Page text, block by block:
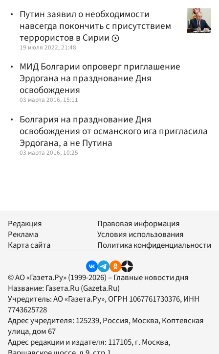
Путин заявил о необходимости
навсегда покончить с присутствием
террористов в Сирии
19 июля 2022, 21:48
МИД Болгарии опроверг приглашение
Эрдогана на празднование Дня
освобождения
03 марта 2016, 15:11
Болгария на празднование Дня
освобождения от османского ига пригласила
Эрдогана, а не Путина
03 марта 2016, 10:25
Редакция
Реклама
Карта сайта
Правовая информация
Условия использования
Политика конфиденциальности
© АО «Газета.Ру» (1999-2026) – Главные новости дня
Название: Газета.Ru (Gazeta.Ru)
Учредитель:АО «Газета.Ру», ОГРН 1067761730376, ИНН
7743625728
Адрес учредителя: 125239, Россия, Москва, Коптевская
улица, дом 67
Адрес редакции и издателя: 117105, г. Москва,